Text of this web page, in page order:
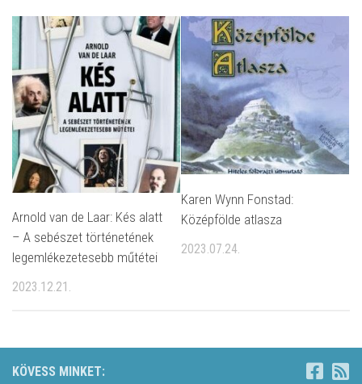
Arnold van de Laar: Kés alatt
– A sebészet történetének
legemlékezetesebb műtétei
2023.12.21.
Karen Wynn Fonstad:
Középfölde atlasza
2023.07.24.
KÖVESS MINKET: